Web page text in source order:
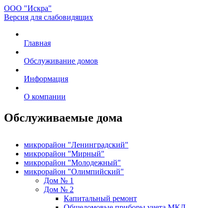
ООО "Искра"
Версия для слабовидящих
Главная
Обслуживание домов
Информация
О компании
Обслуживаемые дома
микрорайон "Ленинградский"
микрорайон "Мирный"
микрорайон "Молодежный"
микрорайон "Олимпийский"
Дом № 1
Дом № 2
Капитальный ремонт